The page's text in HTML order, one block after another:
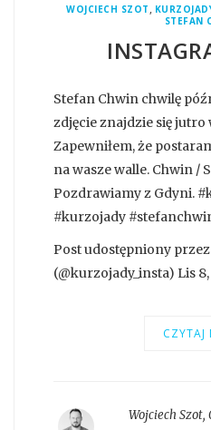
WOJCIECH SZOT ,
STEFAN
Stefan Chwin chwilę
zdjęcie znajdzie się jutro
Zapewniłem, że
na wasze walle. Chwin /
Pozdrawiamy z Gdyni.
#kurzojady
Post udostępniony
(@kurzojady_insta) Lis 8,
CZYTAJ
Wojciech Szot,